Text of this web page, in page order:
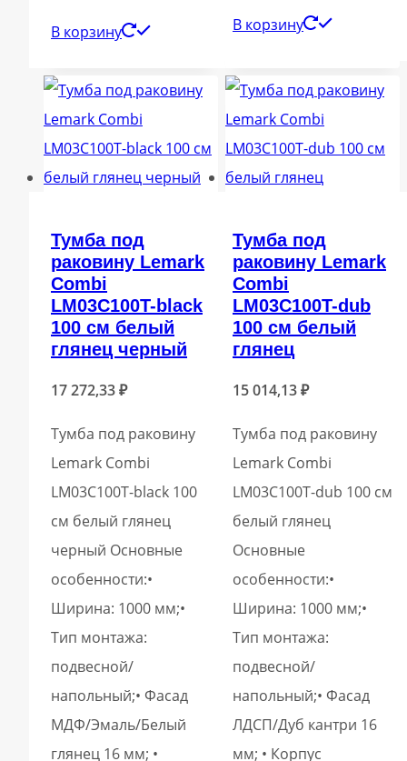
В корзину В корзину
Тумба под
раковину Lemark
Combi
LM03C100T-black
100 см белый
глянец черный
17 272,33₽
Тумба под раковину
Lemark Combi
LM03C100T-black 100
см белый глянец
черный Основные
особенности:•
Ширина: 1000 мм;•
Тип монтажа:
подвесной/
напольный;• Фасад
МДФ/Эмаль/Белый
глянец 16 мм; •
Тумба под
раковину Lemark
Combi
LM03C100T-dub
100 см белый
глянец
15 014,13₽
Тумба под раковину
Lemark Combi
LM03C100T-dub 100 см
белый глянец
Основные
особенности:•
Ширина: 1000 мм;•
Тип монтажа:
подвесной/
напольный;• Фасад
ЛДСП/Дуб кантри 16
мм; • Корпус